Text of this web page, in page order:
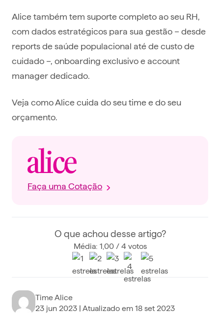
Alice também tem suporte completo ao seu RH,
com dados estratégicos para sua gestão – desde
reports de saúde populacional até de custo de
cuidado –, onboarding exclusivo e account
manager dedicado.
Veja como Alice cuida do seu time e do seu
orçamento.
Faça uma Cotação
O que achou desse artigo?
Média: 1,00 / 4 votos
Time Alice
23 jun 2023 | Atualizado em 18 set 2023